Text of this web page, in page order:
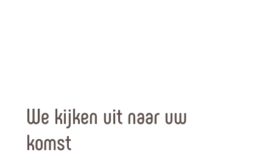
We kijken uit naar uw
komst